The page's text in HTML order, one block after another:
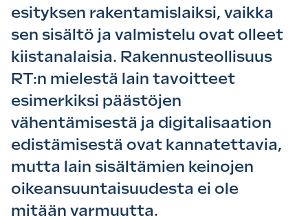
esityksen rakentamislaiksi, vaikka
sen sisältö ja valmistelu ovat olleet
kiistanalaisia. Rakennusteollisuus
RT:n mielestä lain tavoitteet
esimerkiksi päästöjen
vähentämisestä ja digitalisaation
edistämisestä ovat kannatettavia,
mutta lain sisältämien keinojen
oikeansuuntaisuudesta ei ole
mitään varmuutta.